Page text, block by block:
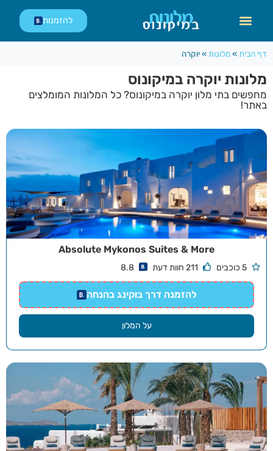
להזמנות
דף הבית »מלונות »יוקרה
מלונות יוקרה במיקונוס
מחפשים בתי מלון יוקרה במיקונוס? כל המלונות המומלצים
באתר!
Absolute Mykonos Suites & More
5 כוכבים 211 חוות דעת 8.8
להזמנה דרך בוקינג בהנחה
על המלון